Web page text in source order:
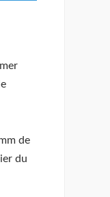
de
du